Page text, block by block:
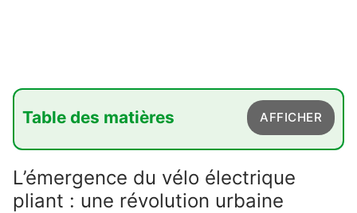
Table des matières AFFICHER
révolution urbaine
1.1. Une brève histoire de la bicyclette et de
L’émergence du vélo électrique
pliant : une révolution urbaine